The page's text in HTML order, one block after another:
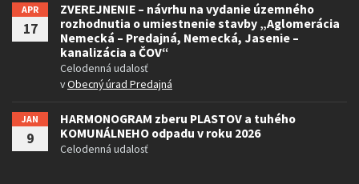
APR
17
ZVEREJNENIE – návrhu na vydanie územného
rozhodnutia o umiestnenie stavby „Aglomerácia
Nemecká – Predajná, Nemecká, Jasenie –
kanalizácia a ČOV“
Celodenná udalosť
vObecný úrad Predajná
JAN
9
HARMONOGRAM zberu PLASTOV a tuhého
KOMUNÁLNEHO odpadu v roku 2026
Celodenná udalosť